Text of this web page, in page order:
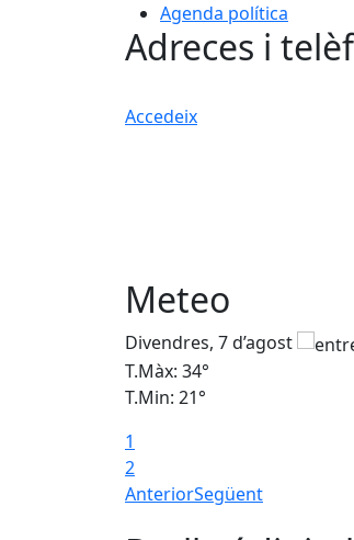
Agenda política
Adreces i
Accedeix
Meteo
Divendres, 7 d’agost
T.Màx: 34°
T.Min: 21°
1
2
AnteriorSegüent